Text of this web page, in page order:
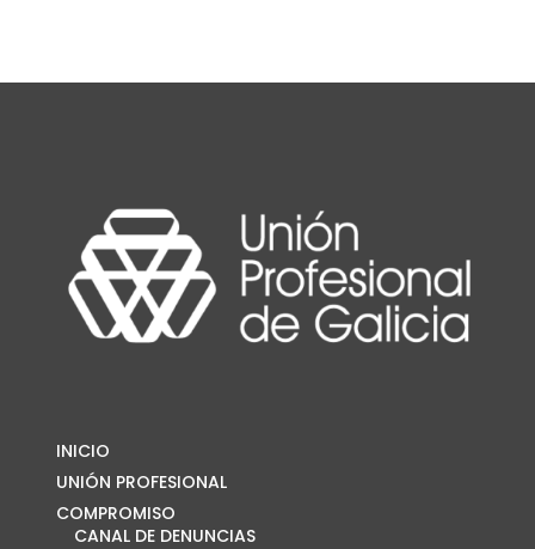
INICIO
UNIÓN PROFESIONAL
COMPROMISO
CANAL DE DENUNCIAS